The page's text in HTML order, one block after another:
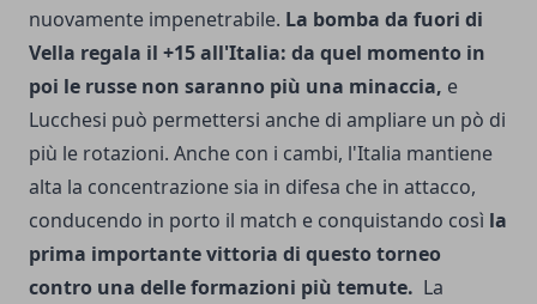
nuovamente impenetrabile. La bomba da fuori di
Vella regala il +15 all'Italia: da quel momento in
poi le russe non saranno più una minaccia, e
Lucchesi può permettersi anche di ampliare un pò di
più le rotazioni. Anche con i cambi, l'Italia mantiene
alta la concentrazione sia in difesa che in attacco,
conducendo in porto il match e conquistando così la
prima importante vittoria di questo torneo
contro una delle formazioni più temute. La